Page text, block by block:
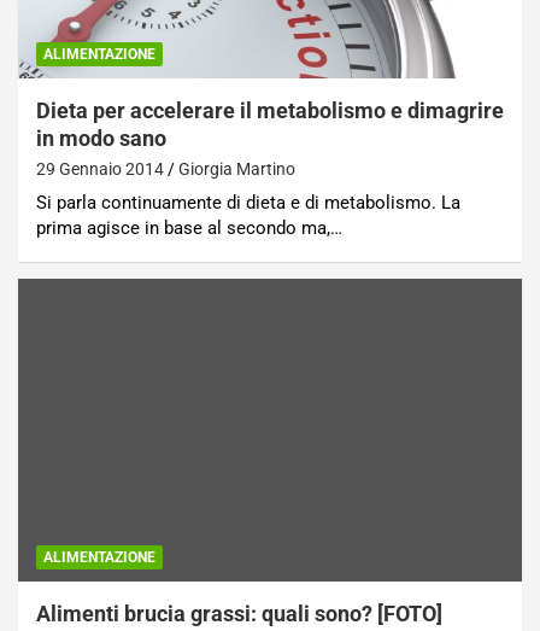
ALIMENTAZIONE
Dieta per accelerare il metabolismo e dimagrire
in modo sano
29 Gennaio 2014 Giorgia Martino
Si parla continuamente di dieta e di metabolismo. La
prima agisce in base al secondo ma,…
ALIMENTAZIONE
Alimenti brucia grassi: quali sono? [FOTO]